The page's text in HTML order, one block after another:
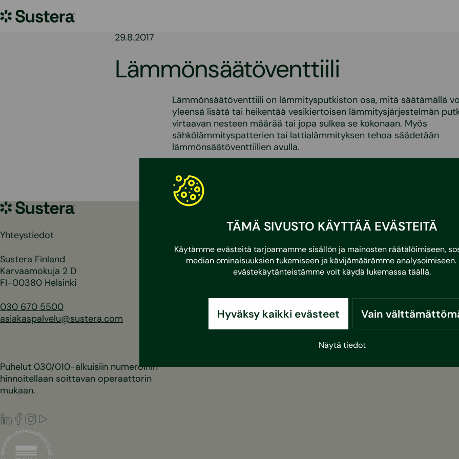
TÄMÄ SIVUSTO KÄYTTÄÄ EVÄSTEITÄ
Käytämme evästeitä tarjoamamme sisällön ja mainosten räätälöimiseen,
median ominaisuuksien tukemiseen ja kävijämäärämme analysoimiseen.
evästekäytänteistämme voit käydä lukemassa täällä.
Hyväksy kaikki evästeet Vain
Näytä tiedot
sisältöön
Sustera
29.8.2017
Lämmönsäätöventtiili
Lämmönsäätöventtiili on lämmitysputkiston osa, mitä säätämällä
yleensä lisätä tai heikentää vesikiertoisen lämmitysjärjestelmän
virtaavan nesteen määrää tai jopa sulkea se kokonaan. Myös
sähkölämmityspatterien tai lattialämmityksen tehoa säädetään
lämmönsäätöventtiilien avulla.
Sustera
Yhteystiedot
Sustera Finland
Karvaamokuja 2 D
FI-00380 Helsinki
030 670 5500
asiakaspalvelu@sustera.com
Puhelut 030/010-alkuisiin numeroihin
hinnoitellaan soittavan operaattorin
mukaan.
LinkedIn
Facebook
Instagram
Kodit
Ura Susteralla
Vastuullisuus